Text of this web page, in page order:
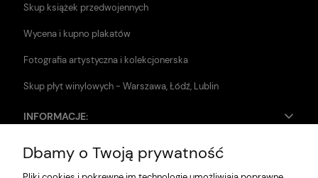
Skup książek przedwojennych
Wycena i kupno plakatów
Fotografia artystyczna i kolekcjonerska
Skup płyt winylowych - Warszawa, Łódź, Lublin
INFORMACJE:
Zwroty i reklamacje
Dbamy o Twoją prywatność